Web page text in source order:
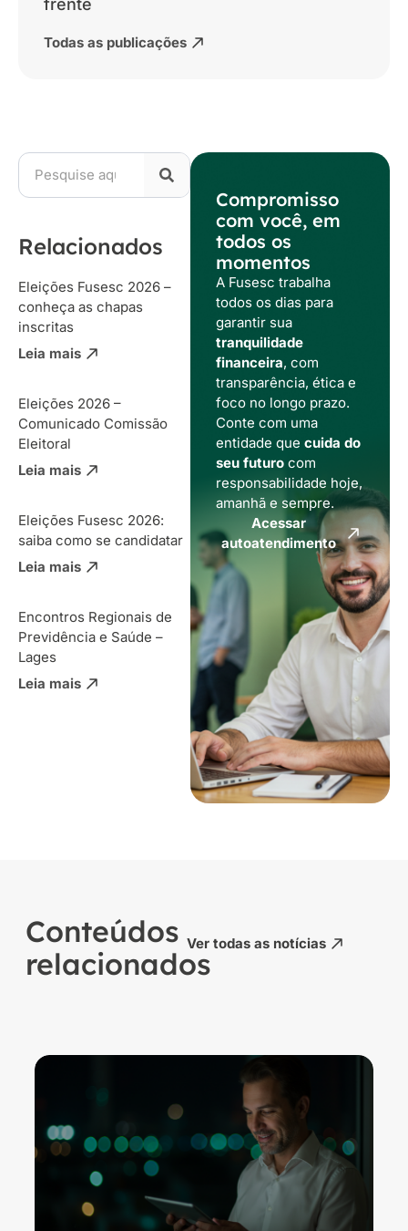
frente
Todas as publicações
Relacionados
Eleições Fusesc 2026 –
conheça as chapas
inscritas
Leia mais
Eleições 2026 –
Comunicado Comissão
Eleitoral
Leia mais
Eleições Fusesc 2026:
saiba como se candidatar
Leia mais
Encontros Regionais de
Previdência e Saúde –
Lages
Leia mais
Compromisso
com você, em
todos os
momentos
A Fusesc trabalha
todos os dias para
garantir sua
tranquilidade
financeira, com
transparência, ética e
foco no longo prazo.
Conte com uma
entidade que cuida do
seu futurocom
responsabilidade hoje,
amanhã e sempre.
Acessar
autoatendimento
Conteúdos
relacionados
Ver todas as notícias